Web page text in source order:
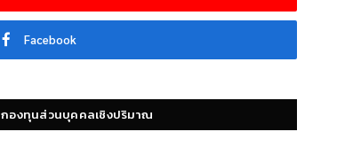
Facebook
กองทุนส่วนบุคคลเชิงปริมาณ